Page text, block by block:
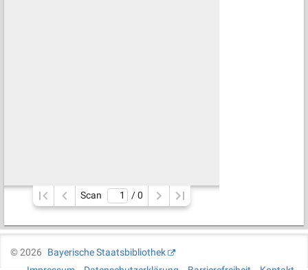
Scan / 0
©2026
Bayerische Staatsbibliothek